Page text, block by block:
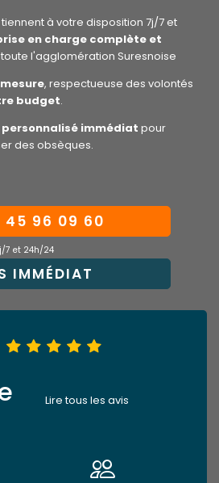
à votre disposition 7j/7 et
en charge complète et
l'agglomération Suresnoise
, respectueuse des volontés
budget.
personnalisé immédiat pour
des obsèques.
45 96 09 60
7 et 24h/24
IMMÉDIAT
Lire tous les avis